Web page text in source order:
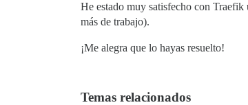
He estado muy satisfecho con
más de trabajo).
¡Me alegra que lo hayas resuelto!
Temas relacionados